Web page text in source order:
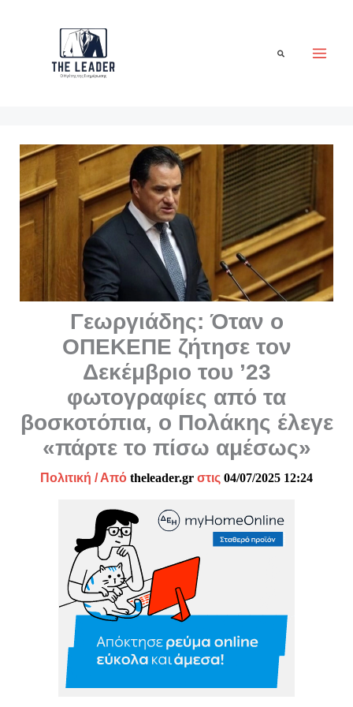
Αναζήτηση
Γεωργιάδης: Όταν ο
ΟΠΕΚΕΠΕ ζήτησε τον
Δεκέμβριο του ’23
φωτογραφίες από τα
βοσκοτόπια, ο Πολάκης έλεγε
«πάρτε το πίσω αμέσως»
Πολιτική / Από theleader.gr στις 04/07/2025 12:24